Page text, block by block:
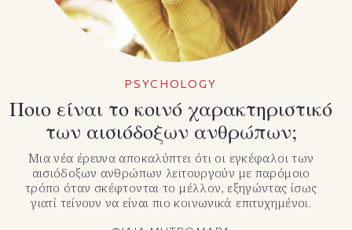
PSYCHOLOGY
Ποιο είναι το κοινό χαρακτηριστικό
των αισιόδοξων ανθρώπων;
Μια νέα έρευνα αποκαλύπτει ότι οι εγκέφαλοι των
αισιόδοξων ανθρώπων λειτουργούν με παρόμοιο
τρόπο όταν σκέφτονται το μέλλον, εξηγώντας ίσως
γιατί τείνουν να είναι πιο κοινωνικά επιτυχημένοι.